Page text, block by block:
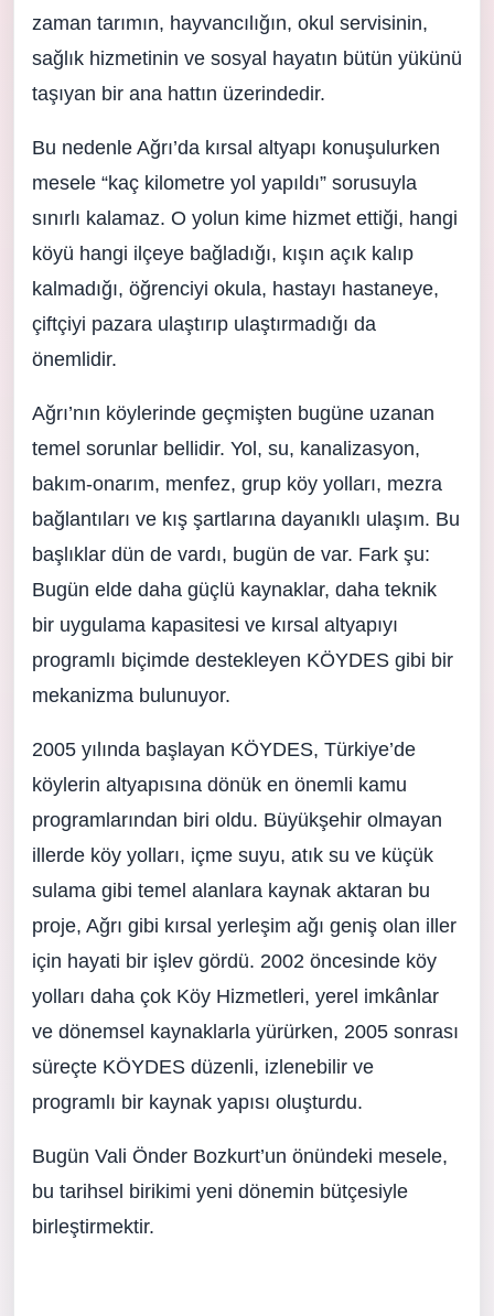
zaman tarımın, hayvancılığın, okul servisinin,
sağlık hizmetinin ve sosyal hayatın bütün yükünü
taşıyan bir ana hattın üzerindedir.
Bu nedenle Ağrı’da kırsal altyapı konuşulurken
mesele “kaç kilometre yol yapıldı” sorusuyla
sınırlı kalamaz. O yolun kime hizmet ettiği, hangi
köyü hangi ilçeye bağladığı, kışın açık kalıp
kalmadığı, öğrenciyi okula, hastayı hastaneye,
çiftçiyi pazara ulaştırıp ulaştırmadığı da
önemlidir.
Ağrı’nın köylerinde geçmişten bugüne uzanan
temel sorunlar bellidir. Yol, su, kanalizasyon,
bakım-onarım, menfez, grup köy yolları, mezra
bağlantıları ve kış şartlarına dayanıklı ulaşım. Bu
başlıklar dün de vardı, bugün de var. Fark şu:
Bugün elde daha güçlü kaynaklar, daha teknik
bir uygulama kapasitesi ve kırsal altyapıyı
programlı biçimde destekleyen KÖYDES gibi bir
mekanizma bulunuyor.
2005 yılında başlayan KÖYDES, Türkiye’de
köylerin altyapısına dönük en önemli kamu
programlarından biri oldu. Büyükşehir olmayan
illerde köy yolları, içme suyu, atık su ve küçük
sulama gibi temel alanlara kaynak aktaran bu
proje, Ağrı gibi kırsal yerleşim ağı geniş olan iller
için hayati bir işlev gördü. 2002 öncesinde köy
yolları daha çok Köy Hizmetleri, yerel imkânlar
ve dönemsel kaynaklarla yürürken, 2005 sonrası
süreçte KÖYDES düzenli, izlenebilir ve
programlı bir kaynak yapısı oluşturdu.
Bugün Vali Önder Bozkurt’un önündeki mesele,
bu tarihsel birikimi yeni dönemin bütçesiyle
birleştirmektir.